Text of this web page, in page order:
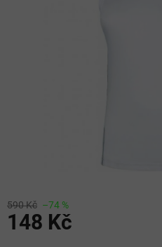
590 Kč –74 %
148 Kč